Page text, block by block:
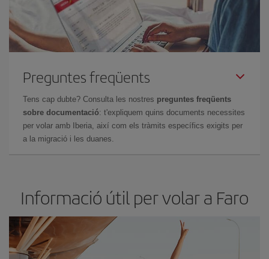
Preguntes freqüents
Tens cap dubte? Consulta les nostres preguntes freqüents
sobre documentació: t'expliquem quins documents necessites
per volar amb Iberia, així com els tràmits específics exigits per
a la migració i les duanes.
Informació útil per volar a Faro